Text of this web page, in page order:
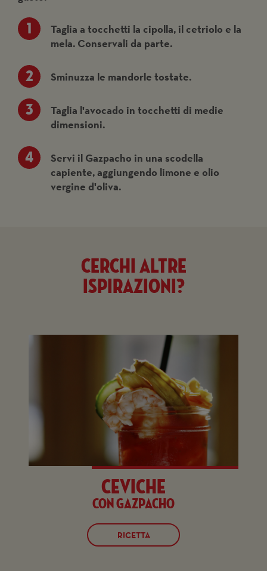
Taglia a tocchetti la cipolla, il cetriolo e la
mela. Conservali da parte.
Sminuzza le mandorle tostate.
Taglia l'avocado in tocchetti di medie
dimensioni.
Servi il Gazpacho in una scodella
capiente, aggiungendo limone e olio
vergine d'oliva.
Cerchi altre
ispirazioni?
Ceviche
con Gazpacho
RICETTA